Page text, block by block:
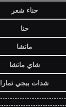
حناء شعر
حنا
ماتشا
شاي ماتشا
شدات ببجي تمارا